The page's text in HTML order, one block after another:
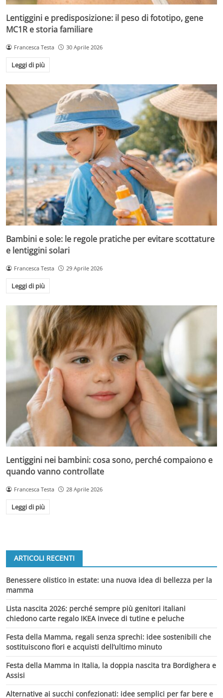
Lentiggini e predisposizione: il peso di fototipo, gene
MC1R e storia familiare
Francesca Testa 30 Aprile 2026
Leggi di più
Bambini e sole: le regole pratiche per evitare scottature
e lentiggini solari
Francesca Testa 29 Aprile 2026
Leggi di più
Lentiggini nei bambini: cosa sono, perché compaiono e
quando vanno controllate
Francesca Testa 28 Aprile 2026
Leggi di più
ARTICOLI RECENTI
Benessere olistico in estate: una nuova idea di bellezza per la
mamma
Lista nascita 2026: perché sempre più genitori italiani
chiedono carte regalo IKEA invece di tutine e peluche
Festa della Mamma, regali senza sprechi: idee sostenibili che
sostituiscono fiori e acquisti dell’ultimo minuto
Festa della Mamma in Italia, la doppia nascita tra Bordighera e
Assisi
Alternative ai succhi confezionati: idee semplici per far bere e